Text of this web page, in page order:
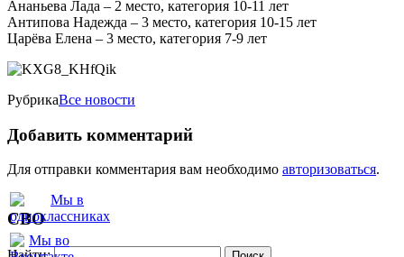
Ананьева Лада – 2 место, категория 10-11 лет
Антипова Надежда – 3 место, категория 10-15 лет
Царёва Елена – 3 место, категория 7-9 лет
РубрикаВсе новости
Добавить комментарий
Для отправки комментария вам необходимо авторизоваться.
СВО